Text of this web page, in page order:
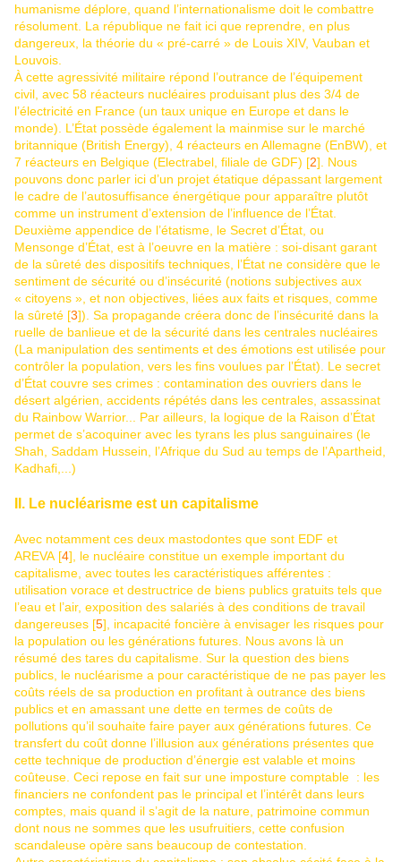
humanisme déplore, quand l’internationalisme doit le combattre
résolument. La république ne fait ici que reprendre, en plus
dangereux, la théorie du « pré-carré » de Louis XIV, Vauban et
Louvois.
À cette agressivité militaire répond l’outrance de l’équipement
civil, avec 58 réacteurs nucléaires produisant plus des 3/4 de
l’électricité en France (un taux unique en Europe et dans le
monde). L’État possède également la mainmise sur le marché
britannique (British Energy), 4 réacteurs en Allemagne (EnBW), et
7 réacteurs en Belgique (Electrabel, filiale de GDF) [2]. Nous
pouvons donc parler ici d’un projet étatique dépassant largement
le cadre de l’autosuffisance énergétique pour apparaître plutôt
comme un instrument d’extension de l’influence de l’État.
Deuxième appendice de l’étatisme, le Secret d’État, ou
Mensonge d’État, est à l’oeuvre en la matière : soi-disant garant
de la sûreté des dispositifs techniques, l’État ne considère que le
sentiment de sécurité ou d’insécurité (notions subjectives aux
« citoyens », et non objectives, liées aux faits et risques, comme
la sûreté [3]). Sa propagande créera donc de l’insécurité dans la
ruelle de banlieue et de la sécurité dans les centrales nucléaires
(La manipulation des sentiments et des émotions est utilisée pour
contrôler la population, vers les fins voulues par l’État). Le secret
d’État couvre ses crimes : contamination des ouvriers dans le
désert algérien, accidents répétés dans les centrales, assassinat
du Rainbow Warrior... Par ailleurs, la logique de la Raison d’État
permet de s’acoquiner avec les tyrans les plus sanguinaires (le
Shah, Saddam Hussein, l’Afrique du Sud au temps de l’Apartheid,
Kadhafi,...)
II. Le nucléarisme est un capitalisme
Avec notamment ces deux mastodontes que sont EDF et
AREVA [4], le nucléaire constitue un exemple important du
capitalisme, avec toutes les caractéristiques afférentes :
utilisation vorace et destructrice de biens publics gratuits tels que
l’eau et l’air, exposition des salariés à des conditions de travail
dangereuses [5], incapacité foncière à envisager les risques pour
la population ou les générations futures. Nous avons là un
résumé des tares du capitalisme. Sur la question des biens
publics, le nucléarisme a pour caractéristique de ne pas payer les
coûts réels de sa production en profitant à outrance des biens
publics et en amassant une dette en termes de coûts de
pollutions qu’il souhaite faire payer aux générations futures. Ce
transfert du coût donne l’illusion aux générations présentes que
cette technique de production d’énergie est valable et moins
coûteuse. Ceci repose en fait sur une imposture comptable : les
financiers ne confondent pas le principal et l’intérêt dans leurs
comptes, mais quand il s’agit de la nature, patrimoine commun
dont nous ne sommes que les usufruitiers, cette confusion
scandaleuse opère sans beaucoup de contestation.